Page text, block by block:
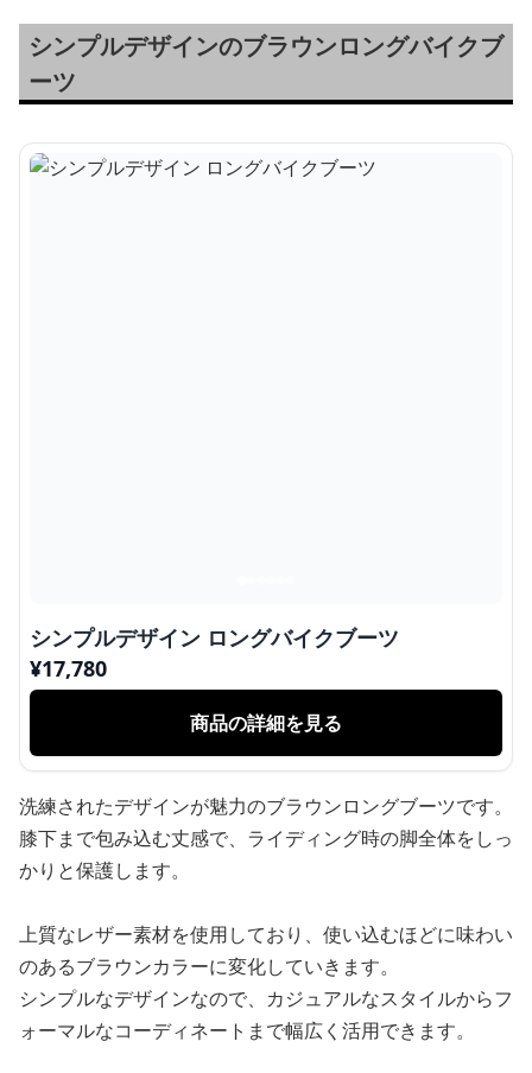
シンプルデザインのブラウンロングバイクブ
ーツ
シンプルデザイン ロングバイクブーツ
¥17,780
商品の詳細を見る
洗練されたデザインが魅力のブラウンロングブーツです。
膝下まで包み込む丈感で、ライディング時の脚全体をしっ
かりと保護します。
上質なレザー素材を使用しており、使い込むほどに味わい
のあるブラウンカラーに変化していきます。
シンプルなデザインなので、カジュアルなスタイルからフ
ォーマルなコーディネートまで幅広く活用できます。